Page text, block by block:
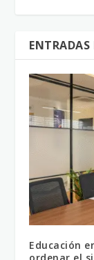
Educación